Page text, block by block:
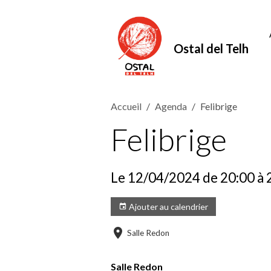
Ostal del Telh
Accueil Agenda Felibrige
Felibrige
Le 12/04/2024 de 20:00à
Ajouter au calendrier
Salle Redon
Salle Redon